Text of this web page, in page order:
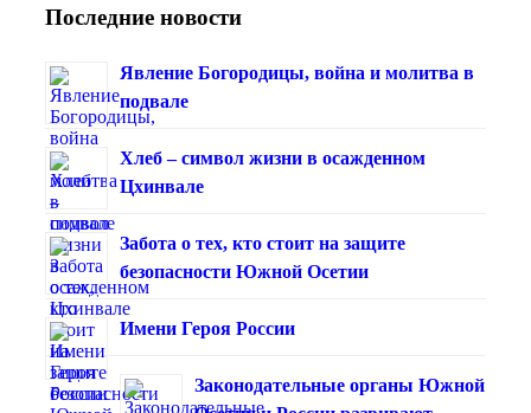
Последние новости
Явление Богородицы, война и молитва в
подвале
Хлеб – символ жизни в осажденном
Цхинвале
Забота о тех, кто стоит на защите
безопасности Южной Осетии
Имени Героя России
Законодательные органы Южной